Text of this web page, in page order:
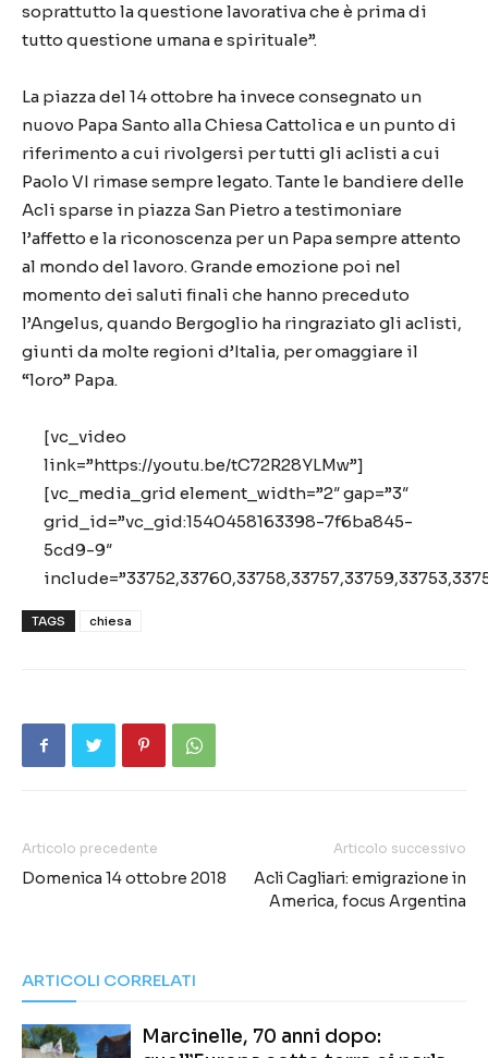
soprattutto la questione lavorativa che è prima di
tutto questione umana e spirituale”.
La piazza del 14 ottobre ha invece consegnato un
nuovo Papa Santo alla Chiesa Cattolica e un punto di
riferimento a cui rivolgersi per tutti gli aclisti a cui
Paolo VI rimase sempre legato. Tante le bandiere delle
Acli sparse in piazza San Pietro a testimoniare
l’affetto e la riconoscenza per un Papa sempre attento
al mondo del lavoro. Grande emozione poi nel
momento dei saluti finali che hanno preceduto
l’Angelus, quando Bergoglio ha ringraziato gli aclisti,
giunti da molte regioni d’Italia, per omaggiare il
“loro” Papa.
[vc_video
link=”https://youtu.be/tC72R28YLMw”]
[vc_media_grid element_width=”2″ gap=”3″
grid_id=”vc_gid:1540458163398-7f6ba845-
5cd9-9″
TAGS chiesa
Articolo precedente
Domenica 14 ottobre 2018
Articolo successivo
Acli Cagliari: emigrazione in
America, focus Argentina
ARTICOLI CORRELATI
Marcinelle, 70 anni dopo: